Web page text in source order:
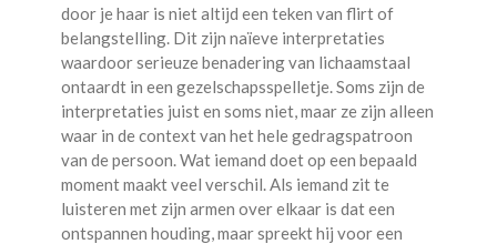
door je haar is niet altijd een teken van flirt of
belangstelling. Dit zijn naïeve interpretaties
waardoor serieuze benadering van lichaamstaal
ontaardt in een gezelschapsspelletje. Soms zijn de
interpretaties juist en soms niet, maar ze zijn alleen
waar in de context van het hele gedragspatroon
van de persoon. Wat iemand doet op een bepaald
moment maakt veel verschil. Als iemand zit te
luisteren met zijn armen over elkaar is dat een
ontspannen houding, maar spreekt hij voor een